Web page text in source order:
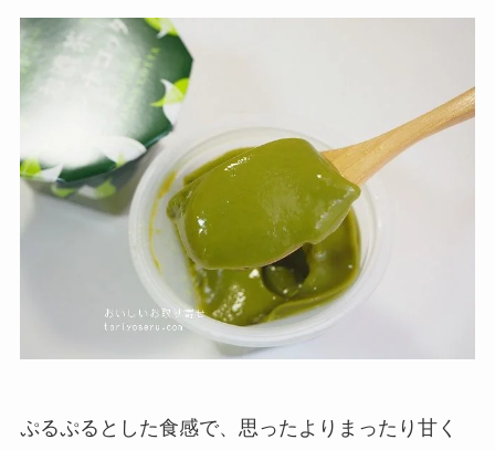
ぷるぷるとした食感で、思ったよりまったり甘く